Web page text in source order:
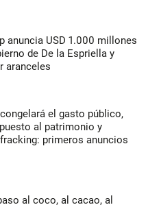
anuncia USD 1.000 millones
de De la Espriella y
aranceles
el gasto público,
al patrimonio y
primeros anuncios
al coco, al cacao, al